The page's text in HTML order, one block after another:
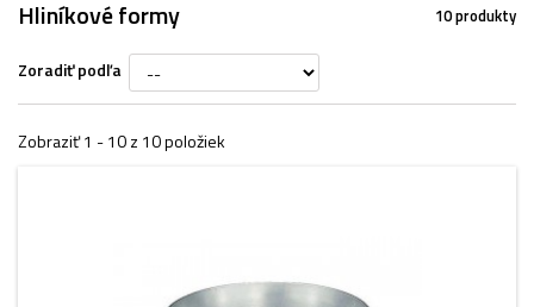
Hliníkové formy 10 produkty
Zoradiť podľa
Zobraziť 1 - 10 z 10 položiek